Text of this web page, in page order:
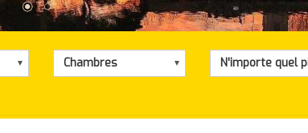
Chambres N'importe quel